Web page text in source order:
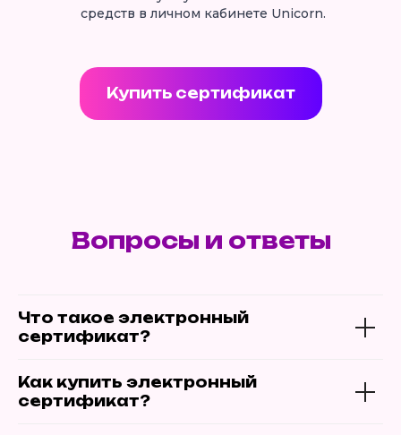
средств в личном кабинете Unicorn.
Купить сертификат
Вопросы и ответы
Что такое электронный
сертификат?
Как купить электронный
сертификат?